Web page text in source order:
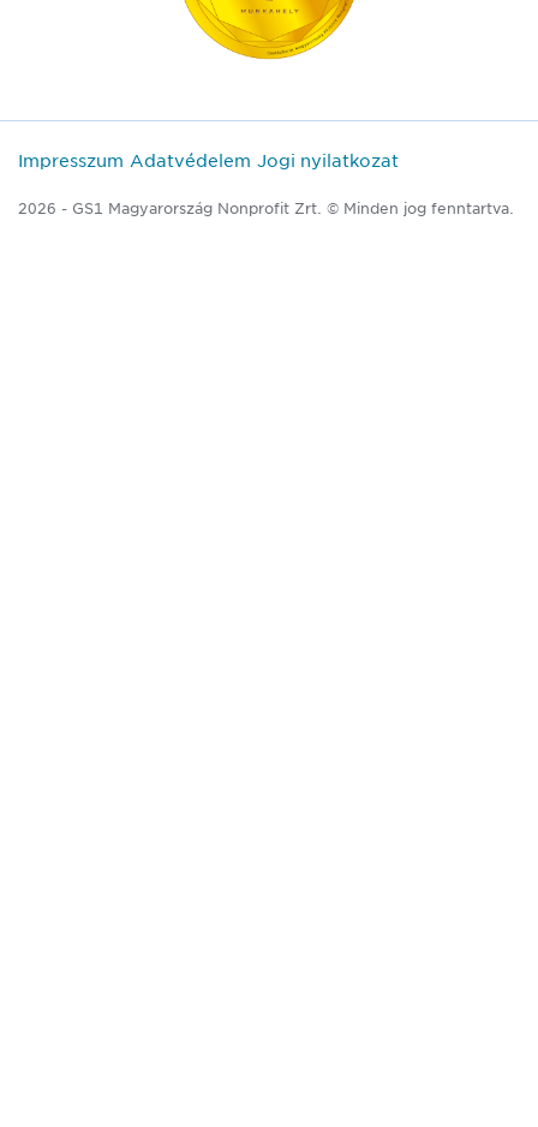
Impresszum Adatvédelem Jogi nyilatkozat
2026 - GS1 Magyarország Nonprofit Zrt. © Minden jog fenntartva.